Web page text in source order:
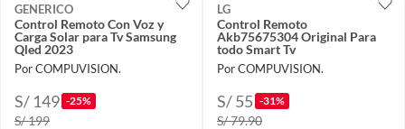
GENERICO
Control Remoto Con Voz y
Carga Solar para Tv Samsung
Qled 2023
Por COMPUVISION.
S/ 149 -25%
S/ 199
LG
Control Remoto
Akb75675304 Original Para
todo Smart Tv
Por COMPUVISION.
S/ 55 -31%
S/ 79.90